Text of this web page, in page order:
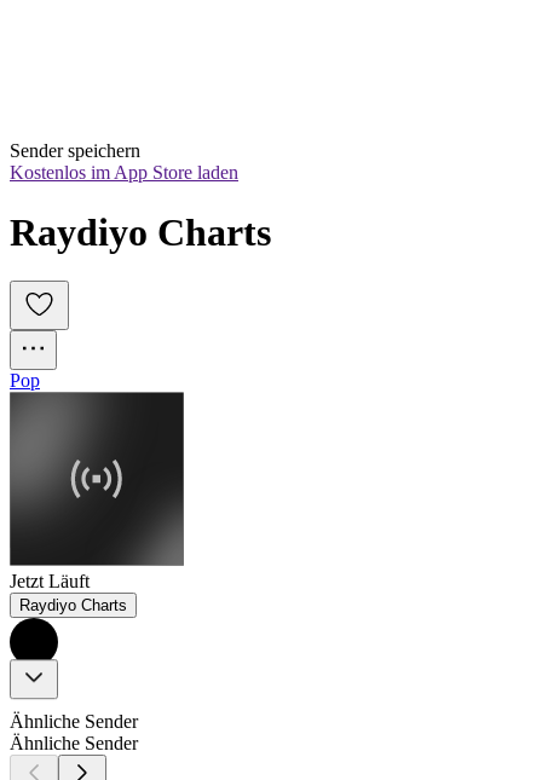
Sender speichern
Kostenlos im App Store laden
Raydiyo Charts
Pop
Jetzt Läuft
Raydiyo Charts
Ähnliche Sender
Ähnliche Sender